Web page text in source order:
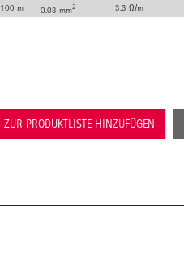
100 m 0.03 mm2 3.3 Ω/m
ZUR PRODUKTLISTE HINZUFÜGEN